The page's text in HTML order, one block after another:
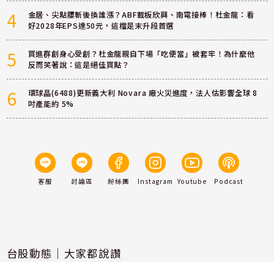
4
金居、尖點腰斬後換誰漲？ABF載板欣興、南電接棒！杜金龍：看
好2028年EPS達50元，這檔是末升段首選
5
買進群創身心受創？杜金龍親自下場「吃便當」被套牢！為什麼他
反而笑著說：這是絕佳買點？
6
環球晶(6488)更新義大利 Novara 廠火災進度，法人估影響全球 8
吋產能約 5%
客服 討論區 粉絲團 Instagram Youtube Podcast
台股動態｜大家都說讚